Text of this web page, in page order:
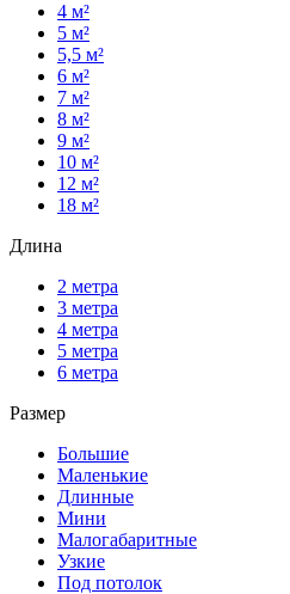
4 м²
5 м²
5,5 м²
6 м²
7 м²
8 м²
9 м²
10 м²
12 м²
18 м²
Длина
2 метра
3 метра
4 метра
5 метра
6 метра
Размер
Большие
Маленькие
Длинные
Мини
Малогабаритные
Узкие
Под потолок